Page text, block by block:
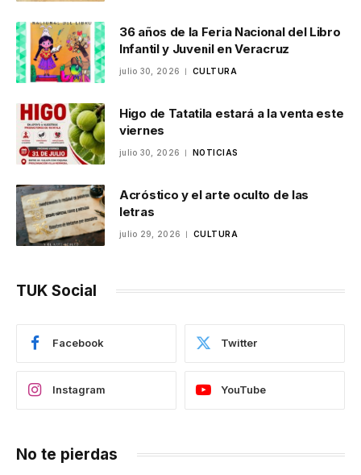
36 años de la Feria Nacional del Libro
Infantil y Juvenil en Veracruz
julio 30, 2026 CULTURA
Higo de Tatatila estará a la venta este
viernes
julio 30, 2026 NOTICIAS
Acróstico y el arte oculto de las
letras
julio 29, 2026 CULTURA
TUK Social
Facebook Twitter
Instagram YouTube
No te pierdas